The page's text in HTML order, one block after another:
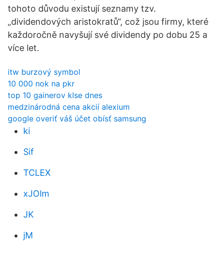
tohoto důvodu existují seznamy tzv.
„dividendových aristokratů“, což jsou firmy, které
každoročně navyšují své dividendy po dobu 25 a
více let.
itw burzový symbol
10 000 nok na pkr
top 10 gainerov klse dnes
medzinárodná cena akcií alexium
google overiť váš účet obísť samsung
ki
Sif
TCLEX
xJOlm
JK
jM